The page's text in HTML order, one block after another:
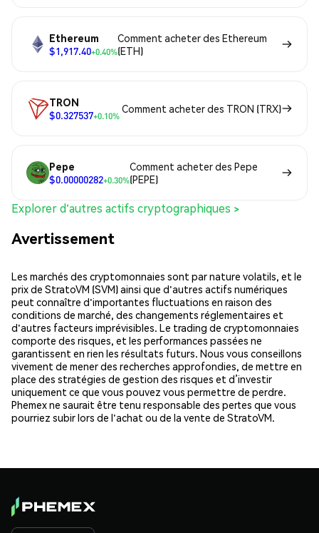
Ethereum
$1,917.40+0.40%
Comment acheter des Ethereum
(ETH)
TRON
$0.327537+0.10%
Comment acheter des TRON (TRX)
Pepe
$0.00000282+0.30%
Comment acheter des Pepe
(PEPE)
Explorer d'autres actifs cryptographiques >
Avertissement
Les marchés des cryptomonnaies sont par nature volatils, et le
prix de StratoVM (SVM) ainsi que d'autres actifs numériques
peut connaître d'importantes fluctuations en raison des
conditions de marché, des changements réglementaires et
d'autres facteurs imprévisibles. Le trading de cryptomonnaies
comporte des risques, et les performances passées ne
garantissent en rien les résultats futurs. Nous vous conseillons
vivement de mener des recherches approfondies, de mettre en
place des stratégies de gestion des risques et d’investir
uniquement ce que vous pouvez vous permettre de perdre.
Phemex ne saurait être tenu responsable des pertes que vous
pourriez subir lors de l'achat ou de la vente de StratoVM.